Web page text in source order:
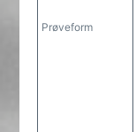
Prøveform